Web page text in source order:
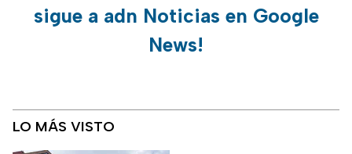
sigue a adn Noticias en Google
News!
LO MÁS VISTO